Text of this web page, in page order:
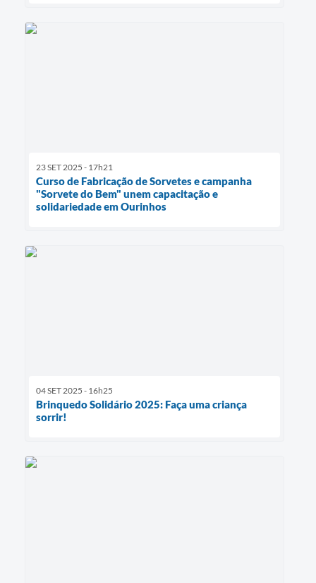
23 SET 2025 - 17h21
Curso de Fabricação de Sorvetes e campanha
"Sorvete do Bem" unem capacitação e
solidariedade em Ourinhos
04 SET 2025 - 16h25
Brinquedo Solidário 2025: Faça uma criança
sorrir!